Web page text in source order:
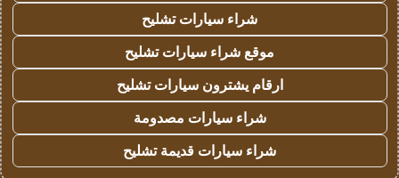
شراء سيارات تشليح
موقع شراء سيارات تشليح
ارقام يشترون سيارات تشليح
شراء سيارات مصدومة
شراء سيارات قديمة تشليح